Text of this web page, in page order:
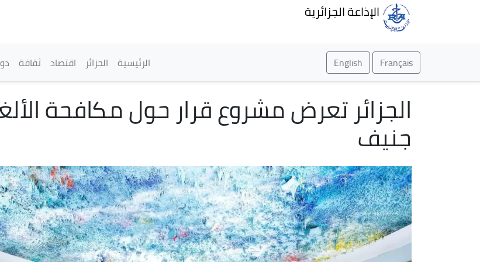
الإذاعة الجزائرية
Français
English القائمة الرئيسية
الرئيسية الجزائر اقتصاد ثقافة
الجزائر تعرض مشروع قرار حول مكافحة
جنيف